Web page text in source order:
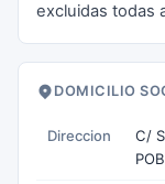
excluidas todas
DOMICILIO
Direccion
C/